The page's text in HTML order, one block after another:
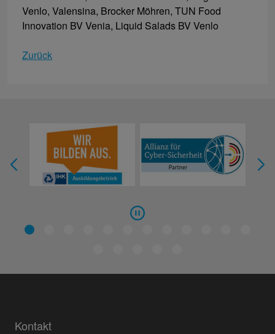
Venlo, Valensina, Brocker Möhren, TUN Food
Innovation BV Venia, Liquid Salads BV Venlo
Zurück
Kontakt